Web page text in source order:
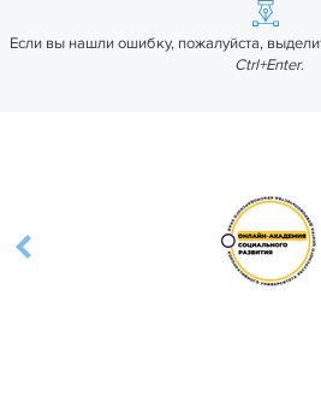
Если вы нашли ошибку, пожалуйста,
Ctrl+Enter.